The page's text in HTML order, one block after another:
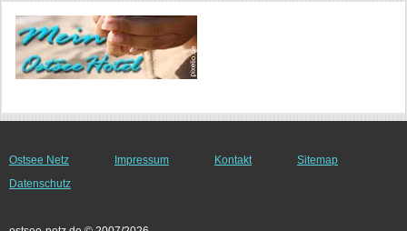
Ostsee Netz Impressum Kontakt
Sitemap
Datenschutz